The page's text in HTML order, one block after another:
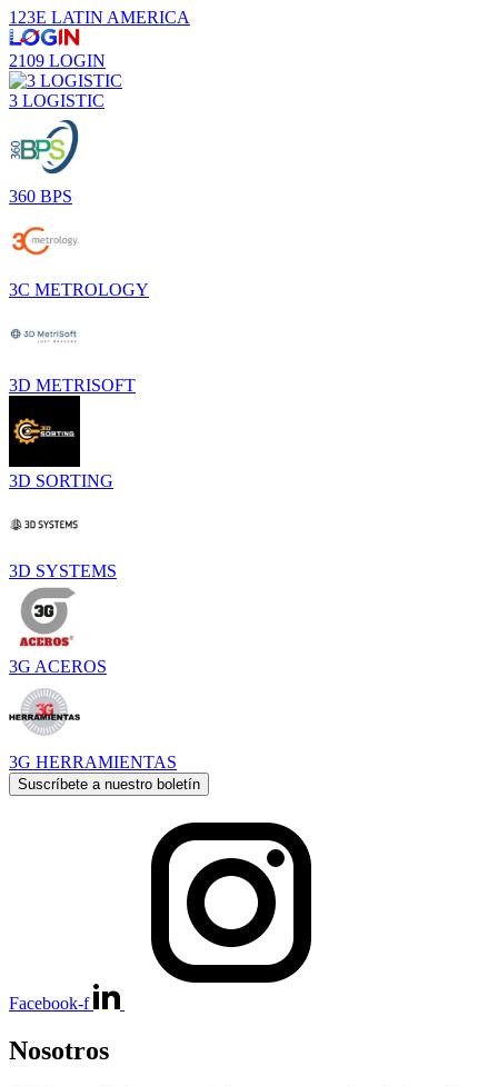
123E LATIN AMERICA
2109 LOGIN
3 LOGISTIC
360 BPS
3C METROLOGY
3D METRISOFT
3D SORTING
3D SYSTEMS
3G ACEROS
3G HERRAMIENTAS
Suscríbete a nuestro boletín
Facebook-f
Nosotros